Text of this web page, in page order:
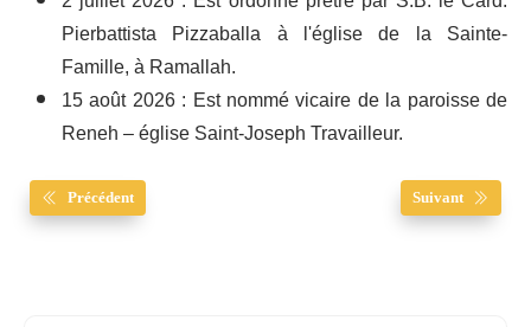
Pierbattista Pizzaballa à l'église de la Sainte-
Famille, à Ramallah.
15 août 2026 : Est nommé vicaire de la paroisse de
Reneh – église Saint-Joseph Travailleur.
Précédent Suivant